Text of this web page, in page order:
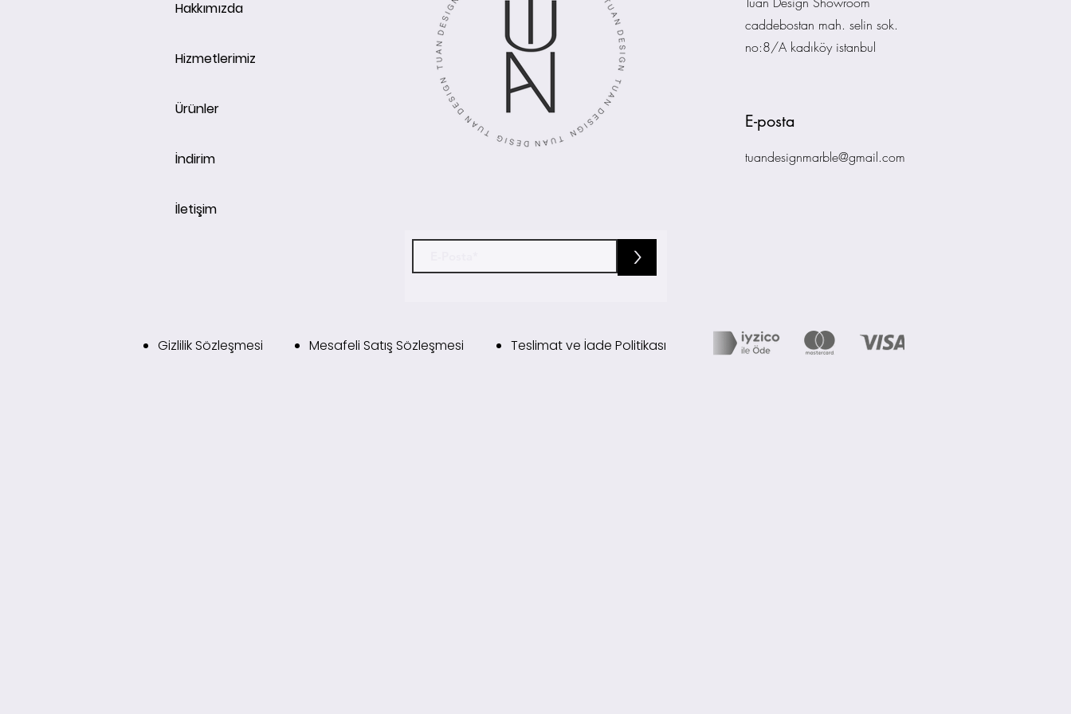
Hakkımızda
Hizmetlerimiz
Ürünler
İndirim
İletişim
caddebostan mah. selin sok.
no:8/A kadıköy istanbul
E-posta
tuandesignmarble@gmail.com
>
Gizlilik Sözleşmesi Mesafeli Satış Sözleşmesi Teslimat ve İade Politikası